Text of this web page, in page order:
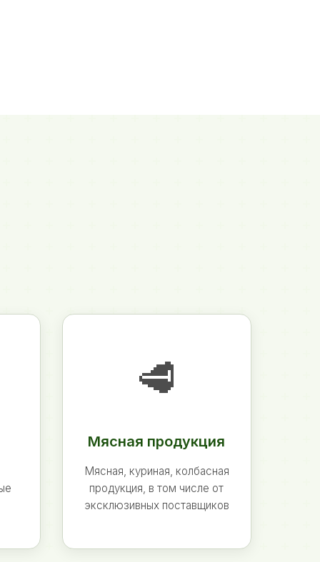
🥩
Мясная продукция
Мясная, куриная, колбасная
продукция, в том числе от
эксклюзивных поставщиков